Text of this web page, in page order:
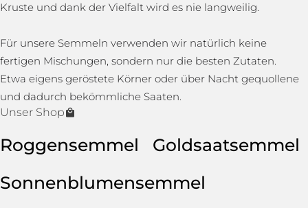
Kruste und dank der Vielfalt wird es nie langweilig.
Für unsere Semmeln verwenden wir natürlich keine
fertigen Mischungen, sondern nur die besten Zutaten.
Etwa eigens geröstete Körner oder über Nacht gequollene
und dadurch bekömmliche Saaten.
Unser Shop
Roggensemmel
Goldsaatsemmel
Sonnenblumensemmel